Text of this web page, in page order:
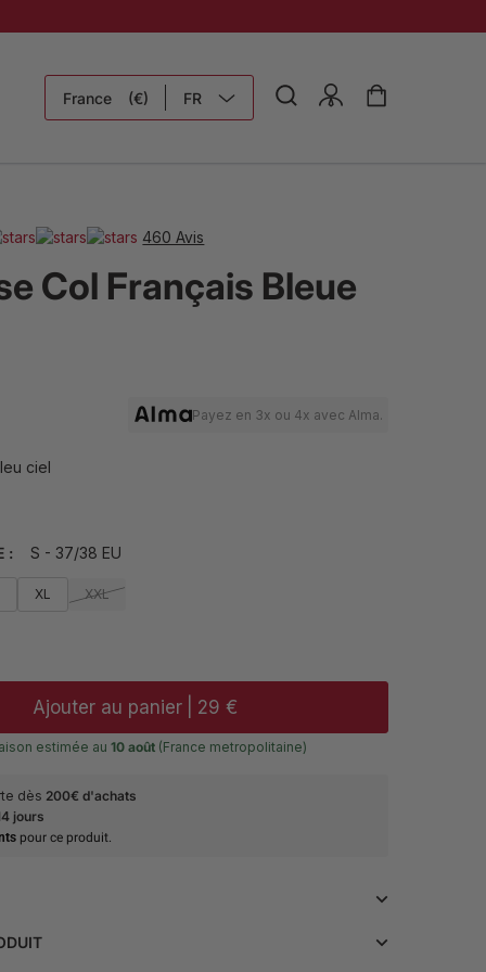
ET
France (€) FR
460 Avis
Col Français Bleue
Payez en 3x ou 4x avec Alma.
ciel
: S - 37/38 EU
XL XXL
Ajouter au panier 29 €
estimée au10 août (France metropolitaine)
dès 200€ d'achats
jours
pour ce produit.
pour une allure raffinée. Conçue avec un